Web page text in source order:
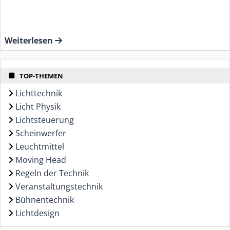
Weiterlesen
TOP-THEMEN
Lichttechnik
Licht Physik
Lichtsteuerung
Scheinwerfer
Leuchtmittel
Moving Head
Regeln der Technik
Veranstaltungstechnik
Bühnentechnik
Lichtdesign